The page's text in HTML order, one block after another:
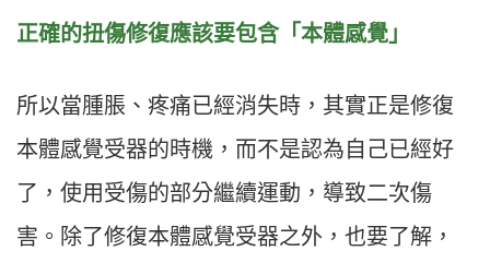
正確的扭傷修復應該要包含「本體感覺」
所以當腫脹、疼痛已經消失時，其實正是修復
本體感覺受器的時機，而不是認為自己已經好
了，使用受傷的部分繼續運動，導致二次傷
害。除了修復本體感覺受器之外，也要了解，